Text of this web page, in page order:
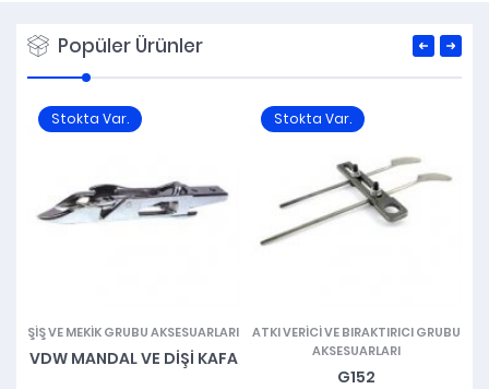
Popüler Ürünler
Stokta Var.
ŞIŞ VE MEKIK GRUBU AKSESUARLARI
VDW MANDAL VE DIŞI KAFA
Stokta Var.
ATKI VERICI VE BIRAKTIRICI GRUBU
AKSESUARLARI
G152